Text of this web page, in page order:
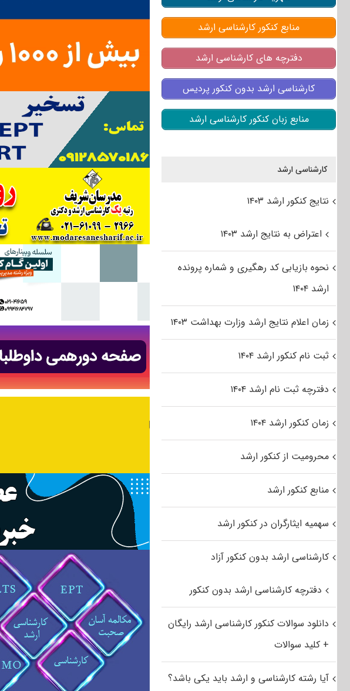
منابع کنکور کارشناسی ارشد
دفترچه های کارشناسی ارشد
کارشناسی ارشد بدون کنکور پردیس
منابع زبان کنکور کارشناسی ارشد
کارشناسی ارشد
نتایج کنکور ارشد ۱۴۰۳
اعتراض به نتایج ارشد ۱۴۰۳
نحوه بازیابی کد رهگیری و شماره پرونده
ارشد ۱۴۰۴
زمان اعلام نتایج ارشد وزارت بهداشت ۱۴۰۳
ثبت نام کنکور ارشد ۱۴۰۴
دفترچه ثبت نام ارشد ۱۴۰۴
زمان کنکور ارشد ۱۴۰۴
محرومیت از کنکور ارشد
منابع کنکور ارشد
سهمیه ایثارگران در کنکور ارشد
کارشناسی ارشد بدون کنکور آزاد
دفترچه کارشناسی ارشد بدون کنکور
دانلود سوالات کنکور کارشناسی ارشد رایگان
+ کلید سوالات
آیا رشته کارشناسی و ارشد باید یکی باشد؟